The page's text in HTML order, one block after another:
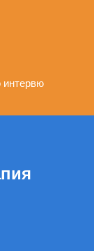
интервю